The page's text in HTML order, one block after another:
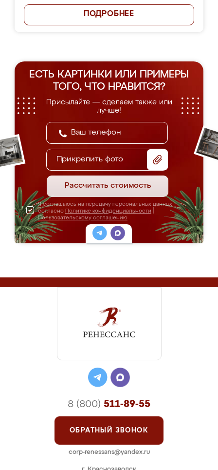
ПОДРОБНЕЕ
ЕСТЬ КАРТИНКИ ИЛИ ПРИМЕРЫ
ТОГО, ЧТО НРАВИТСЯ?
Присылайте — сделаем также или
лучше!
Прикрепить фото
Рассчитать стоимость
Я соглашаюсь на передачу персональных данных
согласно Политике конфиденциальности
Пользовательскому соглашению
8 (800) 511-89-55
ОБРАТНЫЙ ЗВОНОК
corp-renessans@yandex.ru